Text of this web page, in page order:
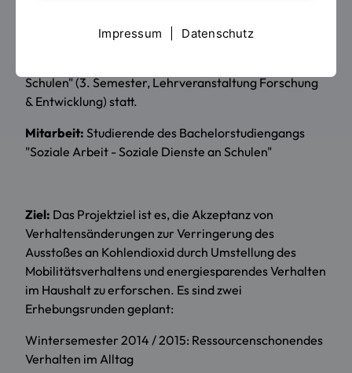
Die Bedarfserhebung fand im Rahmen eines
Lehrforschungsprojekts der Studierenden des
Schulen" (3. Semester, Lehrveranstaltung Forschung
& Entwicklung) statt.
Mitarbeit: Studierende des Bachelorstudiengangs
"Soziale Arbeit - Soziale Dienste an Schulen"
Ziel: Das Projektziel ist es, die Akzeptanz von
Verhaltensänderungen zur Verringerung des
Ausstoßes an Kohlendioxid durch Umstellung des
Mobilitätsverhaltens und energiesparendes Verhalten
im Haushalt zu erforschen. Es sind zwei
Erhebungsrunden geplant:
Wintersemester 2014 / 2015: Ressourcenschonendes
Verhalten im Alltag
Impressum Datenschutz